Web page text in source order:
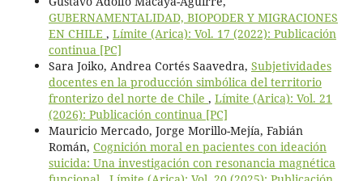
GUBERNAMENTALIDAD, BIOPODER Y MIGRACIONES
EN CHILE , Límite (Arica): Vol. 17 (2022): Publicación
continua [PC]
Sara Joiko, Andrea Cortés Saavedra, Subjetividades
docentes en la producción simbólica del territorio
fronterizo del norte de Chile , Límite (Arica): Vol. 21
(2026): Publicación continua [PC]
Mauricio Mercado, Jorge Morillo-Mejía, Fabián
Román, Cognición moral en pacientes con ideación
suicida: Una investigación con resonancia magnética